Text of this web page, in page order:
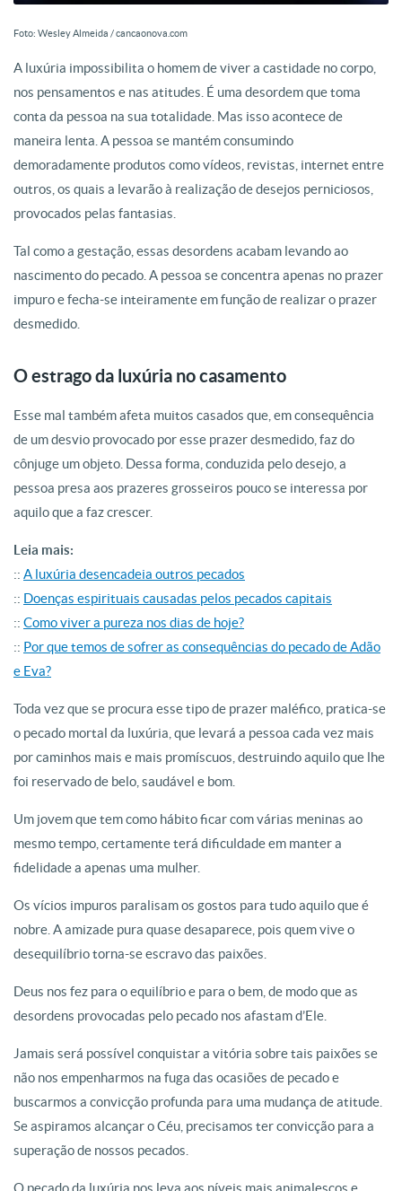
Foto: Wesley Almeida / cancaonova.com
A luxúria impossibilita o homem de viver a castidade no corpo,
nos pensamentos e nas atitudes. É uma desordem que toma
conta da pessoa na sua totalidade. Mas isso acontece de
maneira lenta. A pessoa se mantém consumindo
demoradamente produtos como vídeos, revistas, internet entre
outros, os quais a levarão à realização de desejos perniciosos,
provocados pelas fantasias.
Tal como a gestação, essas desordens acabam levando ao
nascimento do pecado. A pessoa se concentra apenas no prazer
impuro e fecha-se inteiramente em função de realizar o prazer
desmedido.
O estrago da luxúria no casamento
Esse mal também afeta muitos casados que, em consequência
de um desvio provocado por esse prazer desmedido, faz do
cônjuge um objeto. Dessa forma, conduzida pelo desejo, a
pessoa presa aos prazeres grosseiros pouco se interessa por
aquilo que a faz crescer.
Leia mais:
:: A luxúria desencadeia outros pecados
:: Doenças espirituais causadas pelos pecados capitais
:: Como viver a pureza nos dias de hoje?
:: Por que temos de sofrer as consequências do pecado de Adão
e Eva?
Toda vez que se procura esse tipo de prazer maléfico, pratica-se
o pecado mortal da luxúria, que levará a pessoa cada vez mais
por caminhos mais e mais promíscuos, destruindo aquilo que lhe
foi reservado de belo, saudável e bom.
Um jovem que tem como hábito ficar com várias meninas ao
mesmo tempo, certamente terá dificuldade em manter a
fidelidade a apenas uma mulher.
Os vícios impuros paralisam os gostos para tudo aquilo que é
nobre. A amizade pura quase desaparece, pois quem vive o
desequilíbrio torna-se escravo das paixões.
Deus nos fez para o equilíbrio e para o bem, de modo que as
desordens provocadas pelo pecado nos afastam d’Ele.
Jamais será possível conquistar a vitória sobre tais paixões se
não nos empenharmos na fuga das ocasiões de pecado e
buscarmos a convicção profunda para uma mudança de atitude.
Se aspiramos alcançar o Céu, precisamos ter convicção para a
superação de nossos pecados.
O pecado da luxúria nos leva aos níveis mais animalescos e